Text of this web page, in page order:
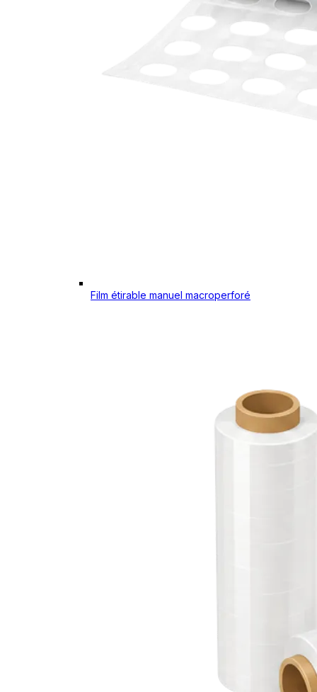
Film étirable manuel macroperforé